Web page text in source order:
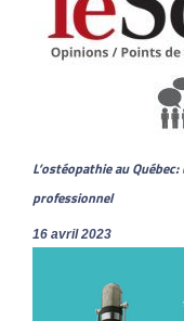
L’ostéopathie au
professionnel
16 avril 2023